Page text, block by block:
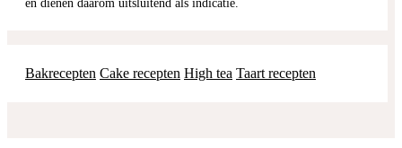
en dienen daarom uitsluitend als indicatie.
Bakrecepten Cake recepten High tea Taart recepten